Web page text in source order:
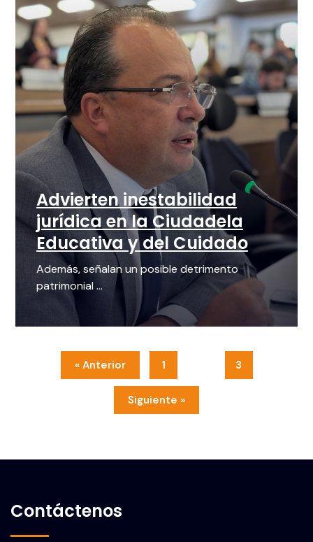
Advierten inestabilidad
jurídica en la Ciudadela
Educativa y del Cuidado
Además, señalan un posible detrimento
patrimonial ...
« Anterior 1 3
Siguiente »
Contáctenos